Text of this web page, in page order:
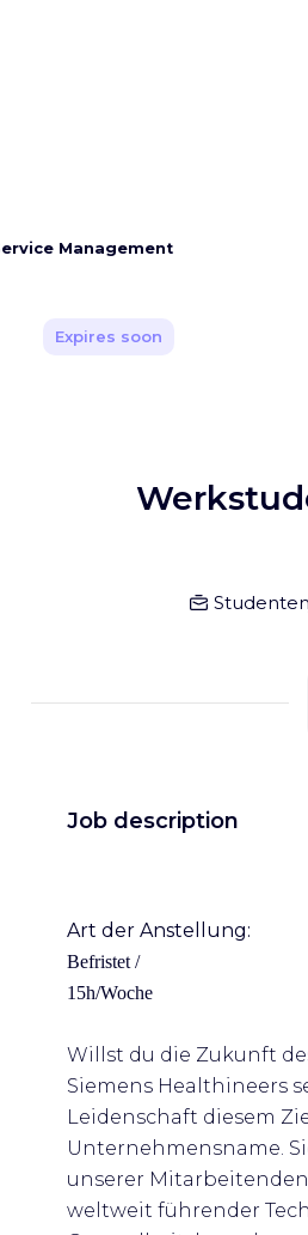
Management
Expires soon
Job description
Art der Anstellung:
Befristet /
15h/Woche
Willst du die Zukunft
Siemens Healthineers
Leidenschaft diesem
Unternehmensname.
unserer
weltweit führender